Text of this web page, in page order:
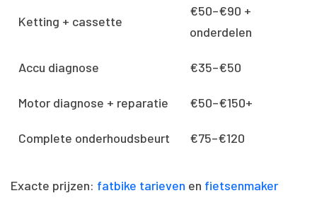
Ketting + cassette
€50–€90 +
onderdelen
Accu diagnose €35–€50
Motor diagnose + reparatie €50–€150+
Complete onderhoudsbeurt €75–€120
Exacte prijzen: fatbike tarieven en fietsenmaker